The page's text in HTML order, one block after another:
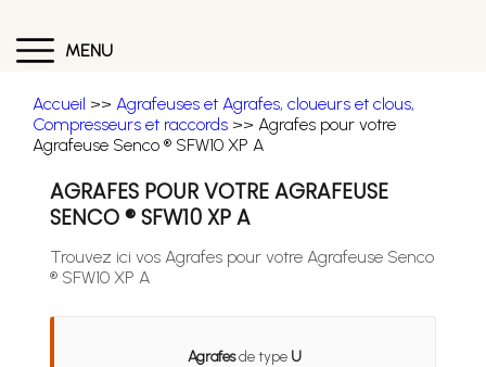
MENU
Accueil >> Agrafeuses et Agrafes, cloueurs et clous,
Compresseurs et raccords >> Agrafes pour votre
Agrafeuse Senco ® SFW10 XP A
AGRAFES POUR VOTRE AGRAFEUSE
SENCO ® SFW10 XP A
Trouvez ici vos Agrafes pour votre Agrafeuse Senco
® SFW10 XP A
Agrafesde type U